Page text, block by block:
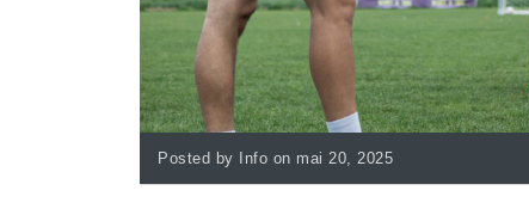
Posted by Info on mai 20, 2025